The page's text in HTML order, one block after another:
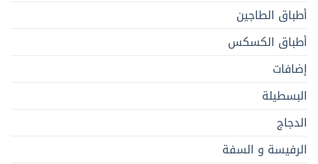
أطباق الطاجين
أطباق الكسكس
إضافات
البسطيلة
الدجاج
الرفيسة و السفة